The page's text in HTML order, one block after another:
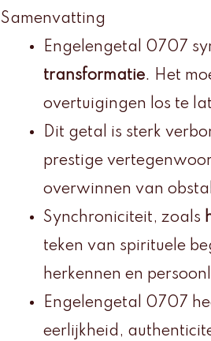
Samenvatting
Engelengetal 0707
transformatie. Het
overtuigingen los te
Dit getal is sterk
prestige
overwinnen van
Synchroniciteit, zoals
teken van spirituele
herkennen en
Engelengetal 0707
eerlijkheid,